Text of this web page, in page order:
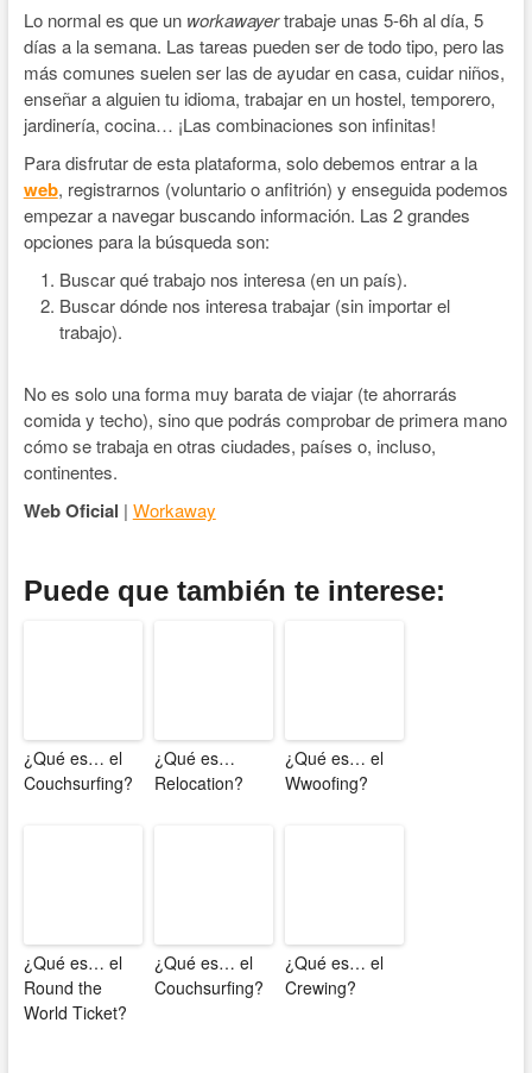
Lo normal es que un workawayertrabaje unas 5-6h al día, 5
días a la semana. Las tareas pueden ser de todo tipo, pero las
más comunes suelen ser las de ayudar en casa, cuidar niños,
enseñar a alguien tu idioma, trabajar en un hostel, temporero,
jardinería, cocina… ¡Las combinaciones son infinitas!
Para disfrutar de esta plataforma, solo debemos entrar a la
web, registrarnos (voluntario o anfitrión) y enseguida podemos
empezar a navegar buscando información. Las 2 grandes
opciones para la búsqueda son:
Buscar qué trabajo nos interesa (en un país).
Buscar dónde nos interesa trabajar (sin importar el
trabajo).
No es solo una forma muy barata de viajar (te ahorrarás
comida y techo), sino que podrás comprobar de primera mano
cómo se trabaja en otras ciudades, países o, incluso,
continentes.
Web Oficial | Workaway
Puede que también te interese:
¿Qué es… el
Couchsurfing?
¿Qué es…
Relocation?
¿Qué es… el
Wwoofing?
¿Qué es… el
Round the
World Ticket?
¿Qué es… el
Couchsurfing?
¿Qué es… el
Crewing?